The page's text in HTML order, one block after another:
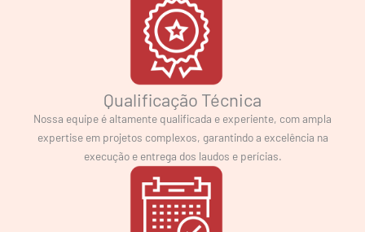
Qualificação Técnica
Nossa equipe é altamente qualificada e experiente, com ampla
expertise em projetos complexos, garantindo a excelência na
execução e entrega dos laudos e perícias.